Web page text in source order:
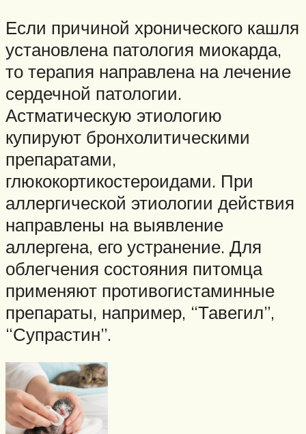
Если причиной хронического кашля
установлена патология миокарда,
то терапия направлена на лечение
сердечной патологии.
Астматическую этиологию
купируют бронхолитическими
препаратами,
глюкокортикостероидами. При
аллергической этиологии действия
направлены на выявление
аллергена, его устранение. Для
облегчения состояния питомца
применяют противогистаминные
препараты, например, “Тавегил”,
“Супрастин”.